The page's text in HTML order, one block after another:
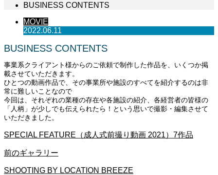
BUSINESS CONTENTS
MOVIE
2022.06.11
BUSINESS CONTENTS
事業系クライアント様からのご依頼で制作した作品を、いくつか掲
載させていただきます。
ひとつの動画作品で、その事業所や施設のすべてを紹介するのは非
常に難しいことなので
今回は、それぞれの業種の存在や各施設の紹介、各経営者の皆様の
「人柄」が少しでも伝えられたら！という思いで撮影・編集させて
いただきました。
SPECIAL FEATURE（成人式前撮り動画 2021）7作品
前のギャラリー
SHOOTING BY LOCATION BREEZE